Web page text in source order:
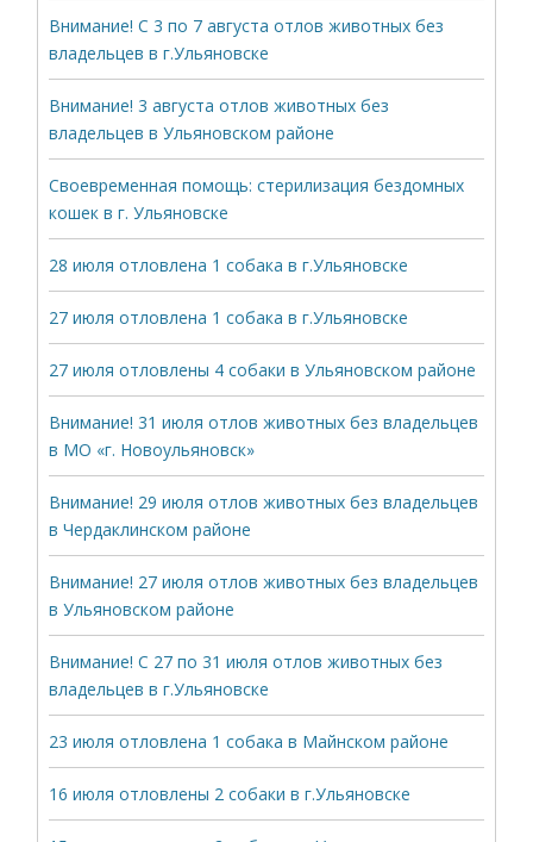
Внимание! С 3 по 7 августа отлов животных без
владельцев в г.Ульяновске
Внимание! 3 августа отлов животных без
владельцев в Ульяновском районе
Своевременная помощь: стерилизация бездомных
кошек в г. Ульяновске
28 июля отловлена 1 собака в г.Ульяновске
27 июля отловлена 1 собака в г.Ульяновске
27 июля отловлены 4 собаки в Ульяновском районе
Внимание! 31 июля отлов животных без владельцев
в МО «г. Новоульяновск»
Внимание! 29 июля отлов животных без владельцев
в Чердаклинском районе
Внимание! 27 июля отлов животных без владельцев
в Ульяновском районе
Внимание! С 27 по 31 июля отлов животных без
владельцев в г.Ульяновске
23 июля отловлена 1 собака в Майнском районе
16 июля отловлены 2 собаки в г.Ульяновске